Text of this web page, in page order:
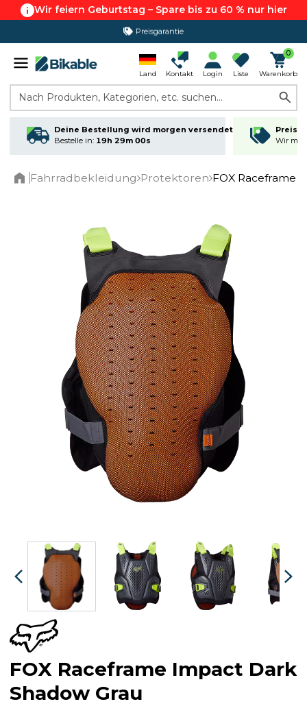
Wir feiern Geburtstag – Spare bis zu 60 % nur hier
Preisgarantie
365 Tage Rückgabe*
Land Kontakt Login Liste
0
Warenkorb
Nach Produkten, Kategorien, etc. suchen...
Deine Bestellung wird morgen versendet
Bestelle in: 19h 29m 00s
Wir
Fahrradbekleidung Protektoren FOX Raceframe
FOX Raceframe Impact Dark
Shadow Grau